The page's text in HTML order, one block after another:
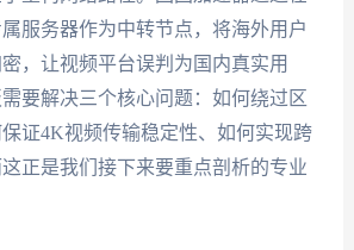
服务器作为中转节点，将海外用户
，让视频平台误判为国内真实用
要解决三个核心问题：如何绕过区
证4K视频传输稳定性、如何实现跨
正是我们接下来要重点剖析的专业